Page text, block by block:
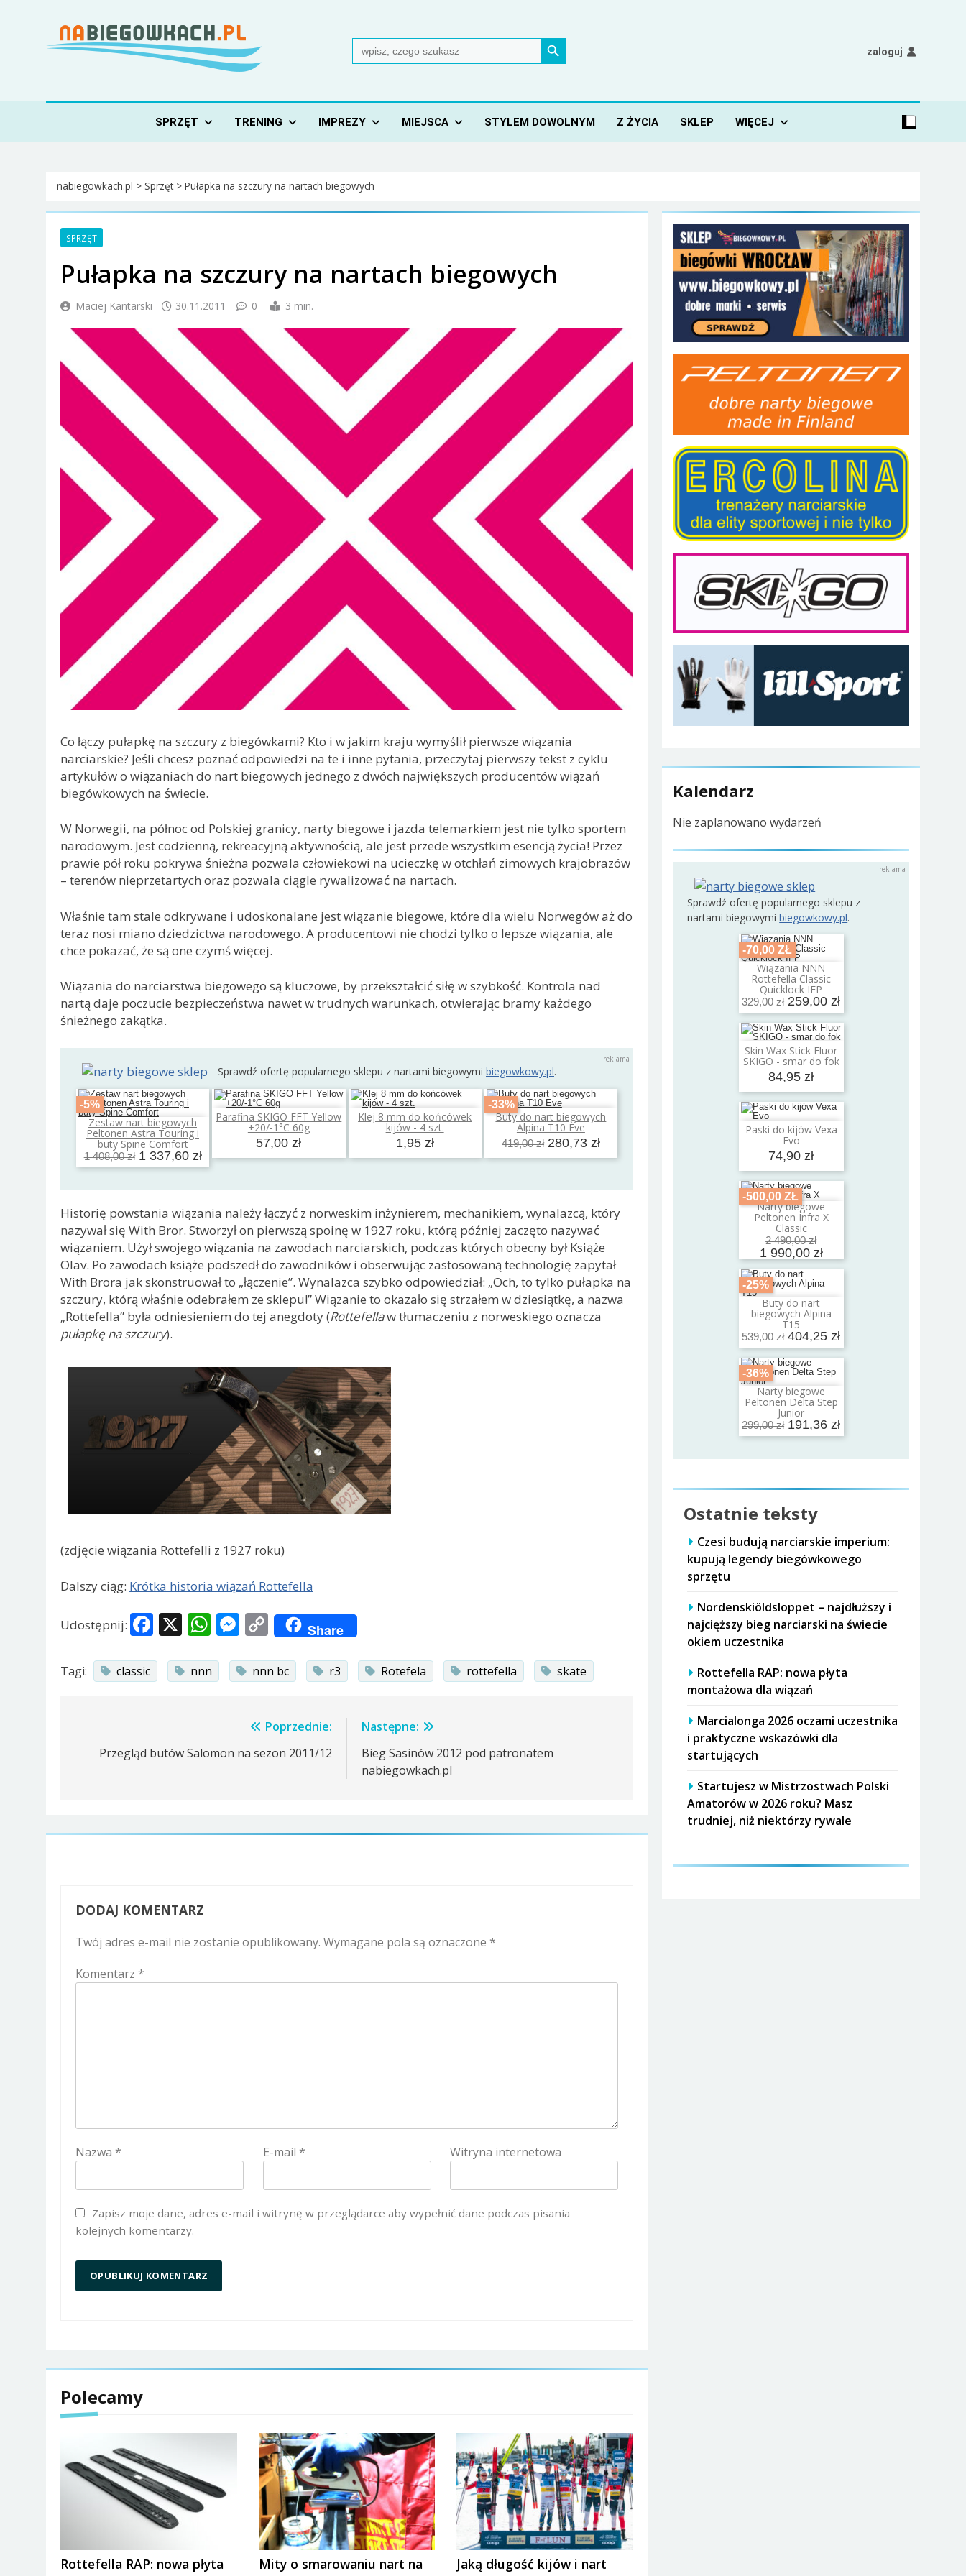
Nabiegowkach.pl
Search
for:
Search Button
zaloguj
SPRZĘT TRENING IMPREZY MIEJSCA STYLEM DOWOLNYM Z ŻYCIA SKLEP WIĘCEJ
nabiegowkach.pl > Sprzęt > Pułapka na szczury na nartach biegowych
SPRZĘT
Pułapka na szczury na nartach biegowych
Maciej Kantarski 30.11.2011 0 3 min.
Co łączy pułapkę na szczury z biegówkami? Kto i w jakim kraju wymyślił pierwsze wiązania
narciarskie? Jeśli chcesz poznać odpowiedzi na te i inne pytania, przeczytaj pierwszy tekst z cyklu
artykułów o wiązaniach do nart biegowych jednego z dwóch największych producentów wiązań
biegówkowych na świecie.
W Norwegii, na północ od Polskiej granicy, narty biegowe i jazda telemarkiem jest nie tylko sportem
narodowym. Jest codzienną, rekreacyjną aktywnością, ale jest przede wszystkim esencją życia! Przez
prawie pół roku pokrywa śnieżna pozwala człowiekowi na ucieczkę w otchłań zimowych krajobrazów
– terenów nieprzetartych oraz pozwala ciągle rywalizować na nartach.
Właśnie tam stale odkrywane i udoskonalane jest wiązanie biegowe, które dla wielu Norwegów aż do
teraz nosi miano dziedzictwa narodowego. A producentowi nie chodzi tylko o lepsze wiązania, ale
chce pokazać, że są one czymś więcej.
Wiązania do narciarstwa biegowego są kluczowe, by przekształcić siłę w szybkość. Kontrola nad
nartą daje poczucie bezpieczeństwa nawet w trudnych warunkach, otwierając bramy każdego
śnieżnego zakątka.
Sprawdź ofertę popularnego sklepu z nartami biegowymi biegowkowy.pl.
-5%
Zestaw nart biegowych
Peltonen Astra Touring i
buty Spine Comfort
1 408,00 zł 1 337,60 zł
Dodaj do koszyka
Parafina SKIGO FFT Yellow
+20/-1°C 60g
57,00 zł
Dodaj do koszyka Klej 8 mm do końcówek
kijów - 4 szt.
1,95 zł
Dodaj do koszyka
-33%
Buty do nart biegowych
Alpina T10 Eve
419,00 zł 280,73 zł
Dodaj do koszyka
Historię powstania wiązania należy łączyć z norweskim inżynierem, mechanikiem, wynalazcą, który
nazywał się With Bror. Stworzył on pierwszą spoinę w 1927 roku, którą później zaczęto nazywać
wiązaniem. Użył swojego wiązania na zawodach narciarskich, podczas których obecny był Książe
Olav. Po zawodach książe podszedł do zawodników i obserwując zastosowaną technologię zapytał
With Brora jak skonstruował to „łączenie”. Wynalazca szybko odpowiedział: „Och, to tylko pułapka na
szczury, którą właśnie odebrałem ze sklepu!” Wiązanie to okazało się strzałem w dziesiątkę, a nazwa
„Rottefella” była odniesieniem do tej anegdoty (Rottefellaw tłumaczeniu z norweskiego oznacza
pułapkę na szczury).
(zdjęcie wiązania Rottefelli z 1927 roku)
Dalszy ciąg: Krótka historia wiązań Rottefella
Udostępnij: Facebook
X WhatsApp
Messenger
Copy
Link
Share
Tagi: classic nnn nnn bc r3 Rotefela rottefella skate
wpisu
Poprzednie:
Przegląd butów Salomon na sezon 2011/12
Następne:
Bieg Sasinów 2012 pod patronatem
nabiegowkach.pl
DODAJ KOMENTARZ
Twój adres e-mail nie zostanie opublikowany. Wymagane pola są oznaczone *
Komentarz *
Nazwa * E-mail * Witryna internetowa
Zapisz moje dane, adres e-mail i witrynę w przeglądarce aby wypełnić dane podczas pisania
kolejnych komentarzy.
Polecamy
Rottefella RAP: nowa płyta
Mity o smarowaniu nart na
Jaką długość kijów i nart
Kalendarz
Nie zaplanowano wydarzeń
Sprawdź ofertę popularnego sklepu z
nartami biegowymibiegowkowy.pl.
-70,00 ZŁ
Wiązania NNN
Rottefella Classic
Quicklock IFP
329,00 zł 259,00 zł
Dodaj do koszyka
Skin Wax Stick Fluor
SKIGO - smar do fok
84,95 zł
Dodaj do koszyka
Paski do kijów Vexa
Evo
74,90 zł
Dodaj do koszyka
-500,00 ZŁ
Narty biegowe
Peltonen Infra X
Classic
2 490,00 zł
1 990,00 zł
Dodaj do koszyka
-25%
Buty do nart
biegowych Alpina
T15
539,00 zł 404,25 zł
Dodaj do koszyka
-36%
Narty biegowe
Peltonen Delta Step
Junior
299,00 zł 191,36 zł
Dodaj do koszyka
Ostatnie teksty
Czesi budują narciarskie imperium:
kupują legendy biegówkowego
sprzętu
Nordenskiöldsloppet – najdłuższy i
najcięższy bieg narciarski na świecie
okiem uczestnika
Rottefella RAP: nowa płyta
montażowa dla wiązań
Marcialonga 2026 oczami uczestnika
i praktyczne wskazówki dla
startujących
Startujesz w Mistrzostwach Polski
Amatorów w 2026 roku? Masz
trudniej, niż niektórzy rywale